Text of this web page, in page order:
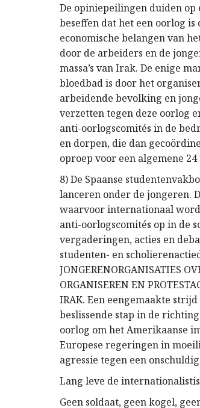
De opiniepeilingen duiden op
beseffen dat het een oorlog
economische belangen van
door de arbeiders en de
massa’s van Irak. De enige
bloedbad is door het
arbeidende bevolking en
verzetten tegen deze oorlog
anti-oorlogscomités in de
en dorpen, die dan
oproep voor een algemene
8) De Spaanse
lanceren onder de jongeren.
waarvoor internationaal
anti-oorlogscomités op in de
vergaderingen, acties en
studenten- en
JONGERENORGANISATIES
ORGANISEREN EN
IRAK. Een eengemaakte
beslissende stap in de
oorlog om het Amerikaanse
Europese regeringen in
agressie tegen een
Lang leve de
Geen soldaat, geen kogel,